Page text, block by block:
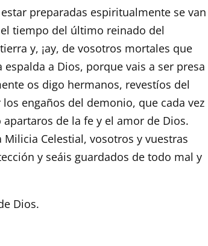
preparadas espiritualmente se van
tiempo del último reinado del
y, ¡ay, de vosotros mortales que
a Dios, porque vais a ser presa
os digo hermanos, revestíos del
engaños del demonio, que cada vez
de la fe y el amor de Dios.
Celestial, vosotros y vuestras
y seáis guardados de todo mal y
Dios.